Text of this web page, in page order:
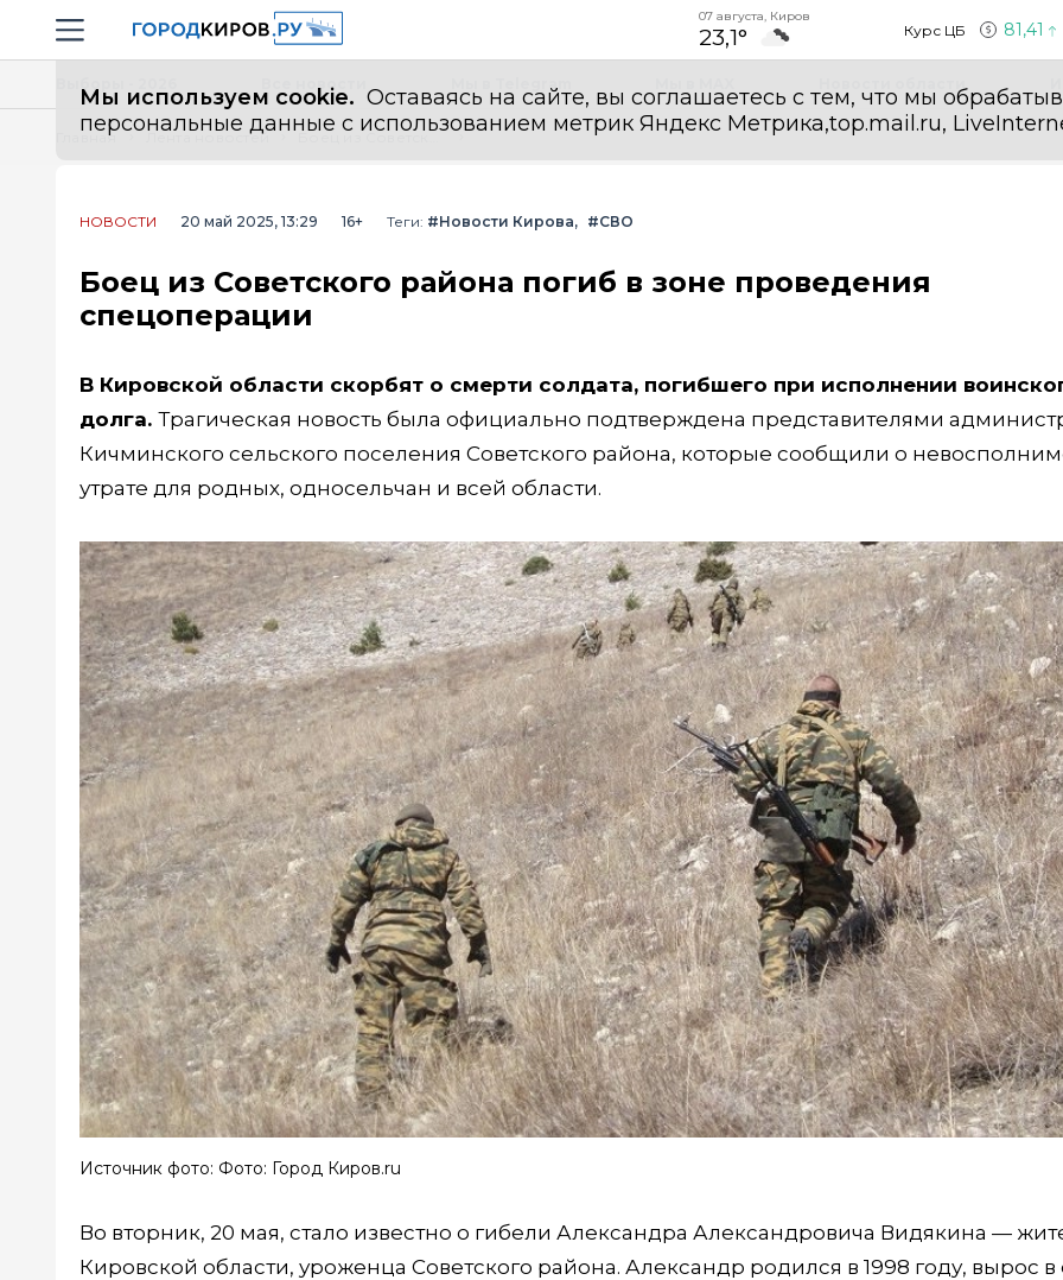
Навигация сайта
07 августа, Киров
23,1° Курс ЦБ 81,41
Мы используем cookie. Оставаясь на сайте, вы соглашаетесь с тем, что мы
персональные данные с использованием метрик Яндекс Метрика,top.mail.ru,
Все новости
Главная Лента новостей
НОВОСТИ 20 май 2025, 13:29 16+ Теги: #Новости Кирова #СВО
Боец из Советского района погиб в зоне проведения
спецоперации
В Кировской области скорбят о смерти солдата, погибшего при исполнении
долга. Трагическая новость была официально подтверждена представителями
Кичминского сельского поселения Советского района, которые сообщили о
утрате для родных, односельчан и всей области.
Источник фото: Фото: Город Киров.ru
Во вторник, 20 мая, стало известно о гибели Александра Александровича Видякина —
Кировской области, уроженца Советского района. Александр родился в 1998 году, вырос в